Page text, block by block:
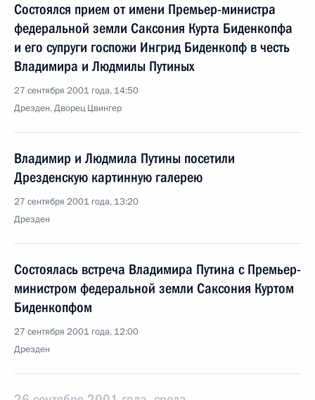
Состоялся прием от имени Премьер-министра
федеральной земли Саксония Курта Биденкопфа
и его супруги госпожи Ингрид Биденкопф в честь
Владимира и Людмилы Путиных
27 сентября 2001 года, 14:50
Дрезден, Дворец Цвингер
Владимир и Людмила Путины посетили
Дрезденскую картинную галерею
27 сентября 2001 года, 13:20
Дрезден
Состоялась встреча Владимира Путина с Премьер-
министром федеральной земли Саксония Куртом
Биденкопфом
27 сентября 2001 года, 12:00
Дрезден